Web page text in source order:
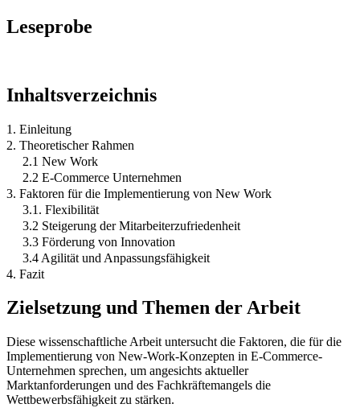
Leseprobe
Inhaltsverzeichnis
1. Einleitung
2. Theoretischer Rahmen
2.1 New Work
2.2 E-Commerce Unternehmen
3. Faktoren für die Implementierung von New Work
3.1. Flexibilität
3.2 Steigerung der Mitarbeiterzufriedenheit
3.3 Förderung von Innovation
3.4 Agilität und Anpassungsfähigkeit
4. Fazit
Zielsetzung und Themen der Arbeit
Diese wissenschaftliche Arbeit untersucht die Faktoren, die für die
Implementierung von New-Work-Konzepten in E-Commerce-
Unternehmen sprechen, um angesichts aktueller
Marktanforderungen und des Fachkräftemangels die
Wettbewerbsfähigkeit zu stärken.